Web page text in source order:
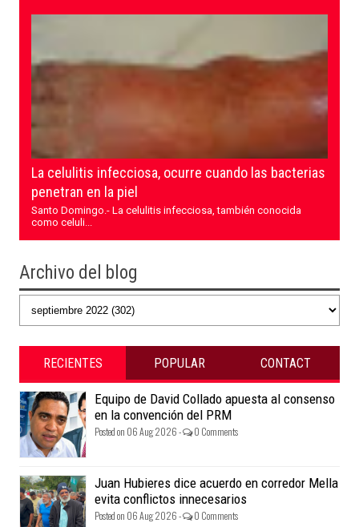
La celulitis infecciosa, ocurre cuando las bacterias
penetran en la piel
Santo Domingo.- La celulitis infecciosa, también conocida
como celuli...
Archivo del blog
RECIENTES POPULAR CONTACT
Equipo de David Collado apuesta al consenso
en la convención del PRM
Posted on 06 Aug 2026 - 0 Comments
Juan Hubieres dice acuerdo en corredor Mella
evita conflictos innecesarios
Posted on 06 Aug 2026 - 0 Comments